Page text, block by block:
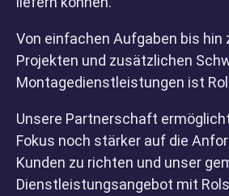
Über uns
Von einfachen Aufgaben bis hin
Projekten und zusätzlichen
Montagedienstleistungen ist
Unsere Partnerschaft
Fokus noch stärker auf die
Kunden zu richten und unser
Dienstleistungsangebot mit